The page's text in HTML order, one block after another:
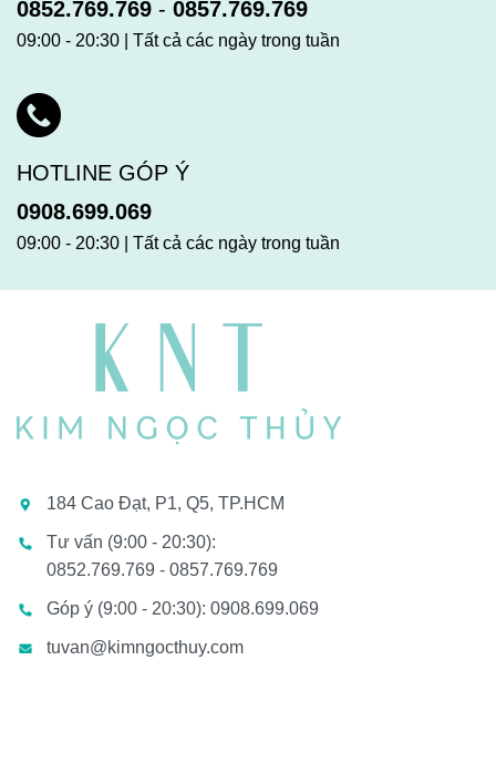
0852.769.769 - 0857.769.769
09:00 - 20:30 | Tất cả các ngày trong tuần
HOTLINE GÓP Ý
0908.699.069
09:00 - 20:30 | Tất cả các ngày trong tuần
184 Cao Đạt, P1, Q5, TP.HCM
Tư vấn (9:00 - 20:30):
0852.769.769 - 0857.769.769
Góp ý (9:00 - 20:30): 0908.699.069
tuvan@kimngocthuy.com